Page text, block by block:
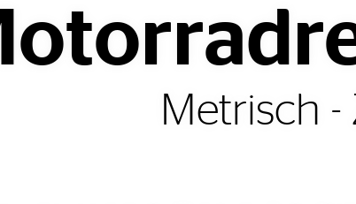
Metrisch -